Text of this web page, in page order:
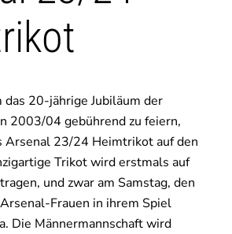
das 20-jährige Jubiläum der
2003/04 gebührend zu feiern,
Arsenal 23/24 Heimtrikot auf den
Trikot wird erstmals auf
und zwar am Samstag, den
Frauen in ihrem Spiel
Die Männermannschaft wird